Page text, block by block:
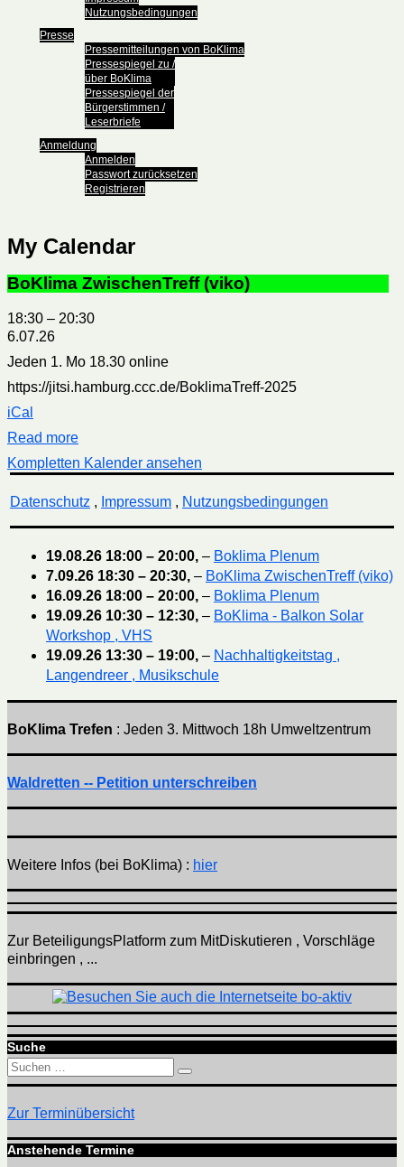
Nutzungsbedingungen
Presse
Pressemitteilungen von BoKlima
Pressespiegel zu /
über BoKlima
Pressespiegel der
Bürgerstimmen /
Leserbriefe
Anmeldung
Anmelden
Passwort zurücksetzen
Registrieren
My Calendar
BoKlima ZwischenTreff (viko)
18:30 – 20:30
6.07.26
Jeden 1. Mo 18.30 online
https://jitsi.hamburg.ccc.de/BoklimaTreff-2025
iCal
Read more
Kompletten Kalender ansehen
Datenschutz , Impressum, Nutzungsbedingungen
19.08.26 18:00 – 20:00, – Boklima Plenum
7.09.26 18:30 – 20:30, – BoKlima ZwischenTreff (viko)
16.09.26 18:00 – 20:00, – Boklima Plenum
19.09.26 10:30 – 12:30, – BoKlima - Balkon Solar
Workshop , VHS
19.09.26 13:30 – 19:00, – Nachhaltigkeitstag ,
Langendreer , Musikschule
BoKlima Trefen : Jeden 3. Mittwoch 18h Umweltzentrum
Waldretten -- Petition unterschreiben
Weitere Infos (bei BoKlima) : hier
Zur BeteiligungsPlatform zum MitDiskutieren , Vorschläge
einbringen , ...
Suche
Suchen
nach:
Suchen
Zur Terminübersicht
Anstehende Termine